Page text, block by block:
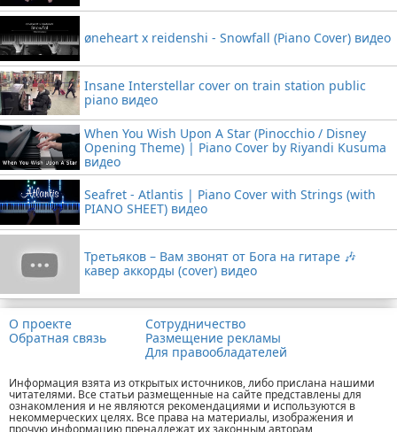
øneheart x reidenshi - Snowfall (Piano Cover) видео
Insane Interstellar cover on train station public
piano видео
When You Wish Upon A Star (Pinocchio / Disney
Opening Theme) | Piano Cover by Riyandi Kusuma
видео
Seafret - Atlantis | Piano Cover with Strings (with
PIANO SHEET) видео
Третьяков – Вам звонят от Бога на гитаре 🎶
кавер аккорды (cover) видео
О проекте
Обратная связь
Сотрудничество
Размещение рекламы
Для правообладателей
Информация взята из открытых источников, либо прислана нашими
читателями. Все статьи размещенные на сайте представлены для
ознакомления и не являются рекомендациями и используются в
некоммерческих целях. Все права на материалы, изображения и
прочую информацию пренадлежат их законным авторам